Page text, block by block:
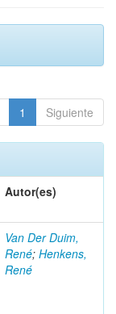
1 Siguiente
Autor(es)
Van Der Duim,
René; Henkens,
René